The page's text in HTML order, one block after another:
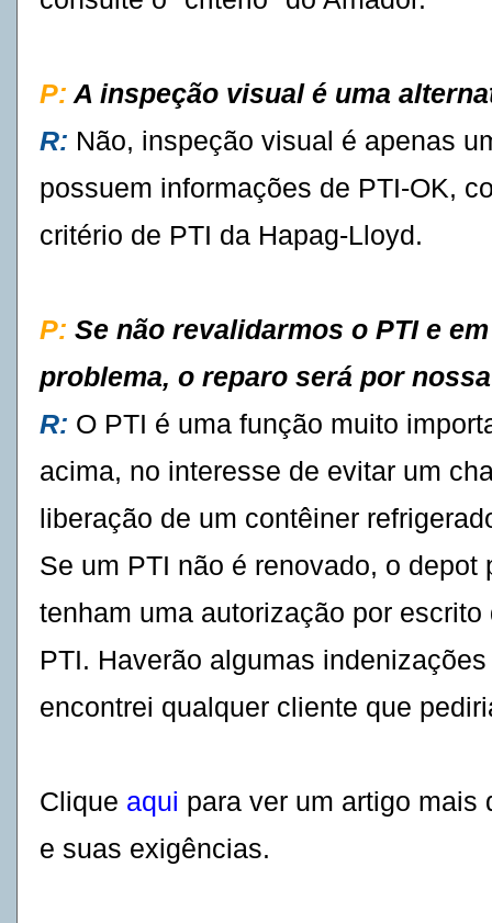
P: A inspeção visual é uma
R: Não, inspeção visual é apenas
possuem informações de PTI-OK,
critério de PTI da Hapag-Lloyd.
P: Se não revalidarmos o PTI e
problema, o reparo será por
R: O PTI é uma função muito
acima, no interesse de evitar um
liberação de um contêiner
Se um PTI não é renovado, o
tenham uma autorização por
PTI. Haverão algumas
encontrei qualquer cliente que
Clique aqui para ver um artigo mais
e suas exigências.